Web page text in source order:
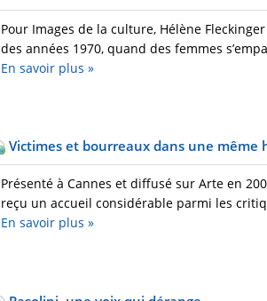
Pour Images de la culture, Hélène
des années 1970, quand des femmes
En savoir plus »
Victimes et bourreaux dans une même
Présenté à Cannes et diffusé sur Arte en
reçu un accueil considérable parmi les
En savoir plus »